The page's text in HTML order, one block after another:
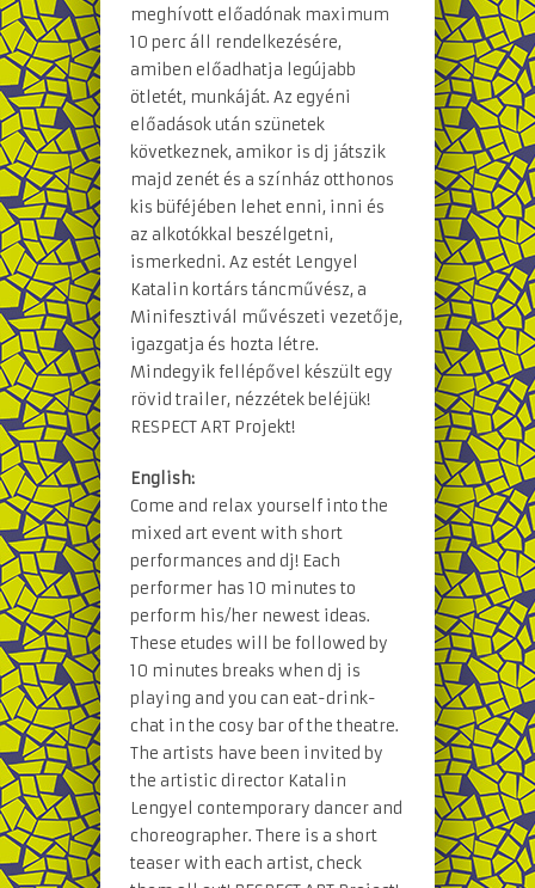
meghívott előadónak maximum
10 perc áll rendelkezésére,
amiben előadhatja legújabb
ötletét, munkáját. Az egyéni
előadások után szünetek
következnek, amikor is dj játszik
majd zenét és a színház otthonos
kis büféjében lehet enni, inni és
az alkotókkal beszélgetni,
ismerkedni. Az estét Lengyel
Katalin kortárs táncművész, a
Minifesztivál művészeti vezetője,
igazgatja és hozta létre.
Mindegyik fellépővel készült egy
rövid trailer, nézzétek beléjük!
RESPECT ART Projekt!
English:
Come and relax yourself into the
mixed art event with short
performances and dj! Each
performer has 10 minutes to
perform his/her newest ideas.
These etudes will be followed by
10 minutes breaks when dj is
playing and you can eat-drink-
chat in the cosy bar of the theatre.
The artists have been invited by
the artistic director Katalin
Lengyel contemporary dancer and
choreographer. There is a short
teaser with each artist, check